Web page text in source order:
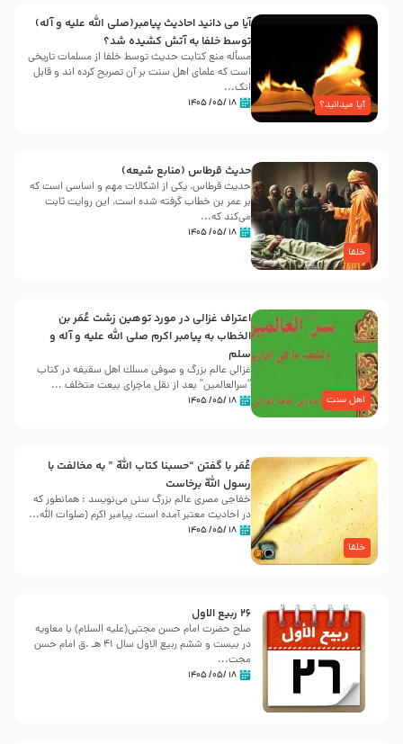
آیا میدانید؟
آیا می دانید احادیث پیامبر(صلی الله علیه و آله)
توسط خلفا به آتش کشیده شد؟
مسأله منع کتابت حدیث توسط خلفا از مسلمات تاریخی
است که علمای اهل سنت بر آن تصریح کرده اند و قابل
انک...
۱۸ /۰۵/ ۱۴۰۵
خلفا
حدیث قرطاس (منابع شیعه)
حدیث قرطاس، یکی از اشکالات مهم و اساسی است که
بر عمر بن خطاب گرفته شده است، این روایت ثابت
می‌کند که...
۱۸ /۰۵/ ۱۴۰۵
اهل سنت
اعتراف غزالی در مورد توهین زشت عُمَر بن
الخطاب به پیامبر اکرم صلی الله علیه و آله و
سلم
غزالی عالم بزرگ و صوفی مسلك اهل سقيفه در کتاب
“سرالعالمین” بعد از نقل ماجرای بیعت متخلف ...
۱۸ /۰۵/ ۱۴۰۵
خلفا
عُمَر با گفتن “حسبنا كتاب اللّه ” به مخالفت با
رسول اللّه برخاست
خفاجی مصری عالم بزرگ سنی می‌نویسد : همانطور که
در احادیث معتبر آمده است، پیامبر اکرم (صلوات اللّه...
۱۸ /۰۵/ ۱۴۰۵
26 ربيع الاول
صلح حضرت امام حسن مجتبی(علیه السلام) با معاویه
در بیست و ششم ربیع الاول سال 41 هـ .ق امام حسن
مجت...
۱۸ /۰۵/ ۱۴۰۵